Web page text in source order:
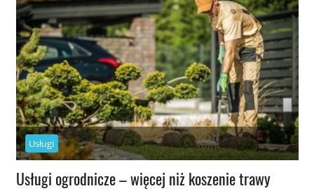
Usługi
Usługi ogrodnicze – więcej niż koszenie trawy